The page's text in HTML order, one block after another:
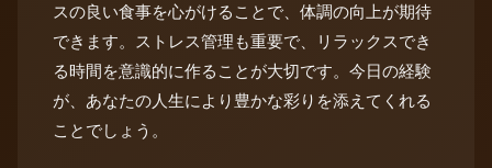
スの良い食事を心がけることで、体調の向上が期待
できます。ストレス管理も重要で、リラックスでき
る時間を意識的に作ることが大切です。今日の経験
が、あなたの人生により豊かな彩りを添えてくれる
ことでしょう。